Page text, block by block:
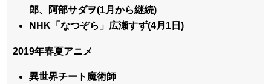
郎、阿部サダヲ(1月から継続)
NHK「なつぞら」広瀬すず(4月1日)
2019年春夏アニメ
異世界チート魔術師